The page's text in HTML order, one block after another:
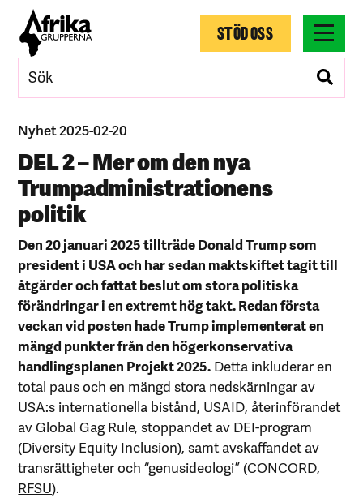
STÖD OSS
Nyhet 2025-02-20
DEL 2 – Mer om den nya
Trumpadministrationens
politik
Den 20 januari 2025 tillträde Donald Trump som
president i USA och har sedan maktskiftet tagit till
åtgärder och fattat beslut om stora politiska
förändringar i en extremt hög takt. Redan första
veckan vid posten hade Trump implementerat en
mängd punkter från den högerkonservativa
handlingsplanen Projekt 2025. Detta inkluderar en
total paus och en mängd stora nedskärningar av
USA:s internationella bistånd, USAID, återinförandet
av Global Gag Rule, stoppandet av DEI-program
(Diversity Equity Inclusion), samt avskaffandet av
transrättigheter och “genusideologi” (CONCORD,
RFSU).